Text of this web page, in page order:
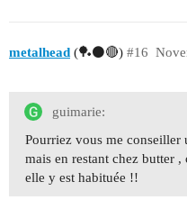
metalhead (🏓⚫🔴) #16
guimarie:
Pourriez vous me conseiller
mais en restant chez butter ,
elle y est habituée !!